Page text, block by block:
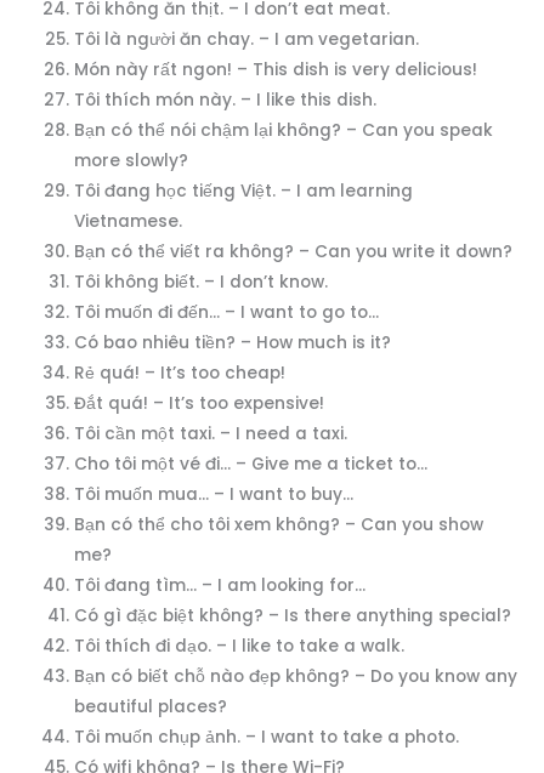
Tôi không ăn thịt. – I don’t eat meat.
Tôi là người ăn chay. – I am vegetarian.
Món này rất ngon! – This dish is very delicious!
Tôi thích món này. – I like this dish.
Bạn có thể nói chậm lại không? – Can you speak
more slowly?
Tôi đang học tiếng Việt. – I am learning
Vietnamese.
Bạn có thể viết ra không? – Can you write it down?
Tôi không biết. – I don’t know.
Tôi muốn đi đến… – I want to go to…
Có bao nhiêu tiền? – How much is it?
Rẻ quá! – It’s too cheap!
Đắt quá! – It’s too expensive!
Tôi cần một taxi. – I need a taxi.
Cho tôi một vé đi… – Give me a ticket to…
Tôi muốn mua… – I want to buy…
Bạn có thể cho tôi xem không? – Can you show
me?
Tôi đang tìm… – I am looking for…
Có gì đặc biệt không? – Is there anything special?
Tôi thích đi dạo. – I like to take a walk.
Bạn có biết chỗ nào đẹp không? – Do you know any
beautiful places?
Tôi muốn chụp ảnh. – I want to take a photo.
Có wifi không? – Is there Wi-Fi?